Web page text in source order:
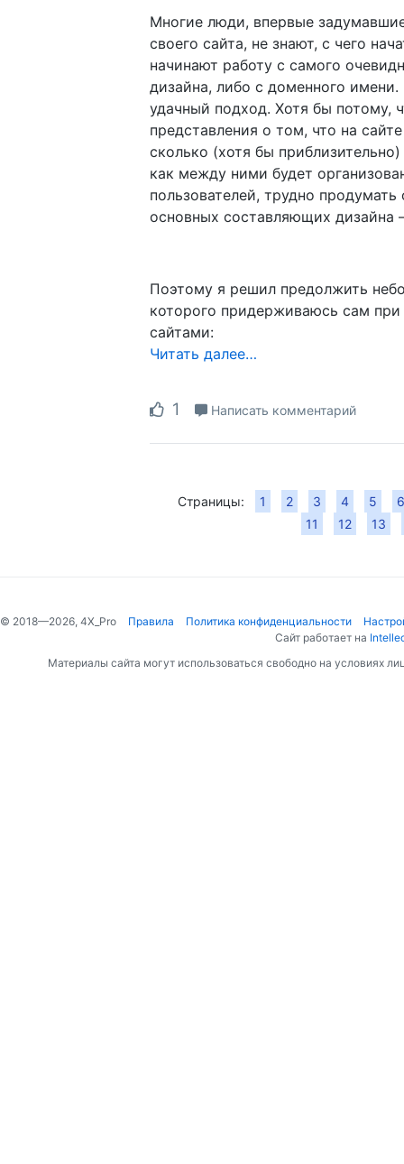
Многие люди, впервые
своего сайта, не знают, с чего
начинают работу с самого
дизайна, либо с доменного
удачный подход. Хотя бы потому,
представления о том, что на
сколько (хотя бы
как между ними будет
пользователей, трудно продумать
основных составляющих дизайна
Поэтому я решил предолжить
которого придерживаюсь сам при
сайтами:
Читать далее…
1 Написать комментарий
Страницы: 1 2 3 4 5
6
11
12 13
© 2018—2026, 4X_Pro Правила Политика конфиденциальности
Сайт работает на
Материалы сайта могут использоваться свободно на условиях